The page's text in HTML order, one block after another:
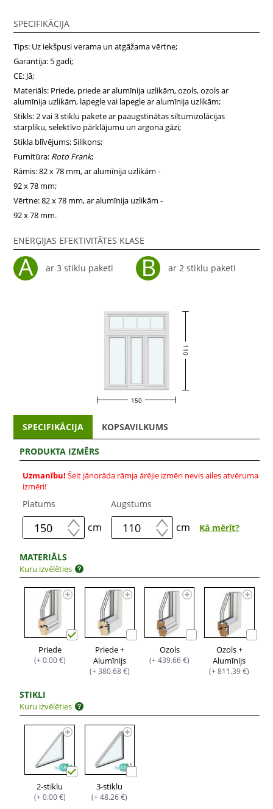
SPECIFIKĀCIJA
Tips: Uz iekšpusi verama un atgāžama vērtne;
Garantija: 5 gadi;
CE: Jā;
Materiāls: Priede, priede ar alumīnija uzlikām, ozols, ozols ar
alumīnija uzlikām, lapegle vai lapegle ar alumīnija uzlikām;
Stikls: 2 vai 3 stiklu pakete ar paaugstinātas siltumizolācijas
starpliku, selektīvo pārklājumu un argona gāzi;
Stikla blīvējums: Silikons;
Furnitūra: Roto Frank;
Rāmis: 82 x 78 mm, ar alumīnija uzlikām -
92 x 78 mm;
Vērtne: 82 x 78 mm, ar alumīnija uzlikām -
92 x 78 mm.
ENERĢIJAS EFEKTIVITĀTES KLASE
ar 3 stiklu paketi ar 2 stiklu paketi
110
150
SPECIFIKĀCIJA KOPSAVILKUMS
PRODUKTA IZMĒRS
Uzmanību! Šeit jānorāda rāmja ārējie izmēri nevis ailes atvēruma
izmēri!
Platums
cm
Augstums
cm Kā mērīt?
MATERIĀLS
Kuru izvēlēties
Priede
(+ 0.00 €)
Priede +
Alumīnijs
(+ 380.68 €)
Ozols
(+ 439.66 €)
Ozols +
Alumīnijs
(+ 811.39 €)
STIKLI
Kuru izvēlēties
2-stiklu
(+ 0.00 €)
3-stiklu
(+ 48.26 €)